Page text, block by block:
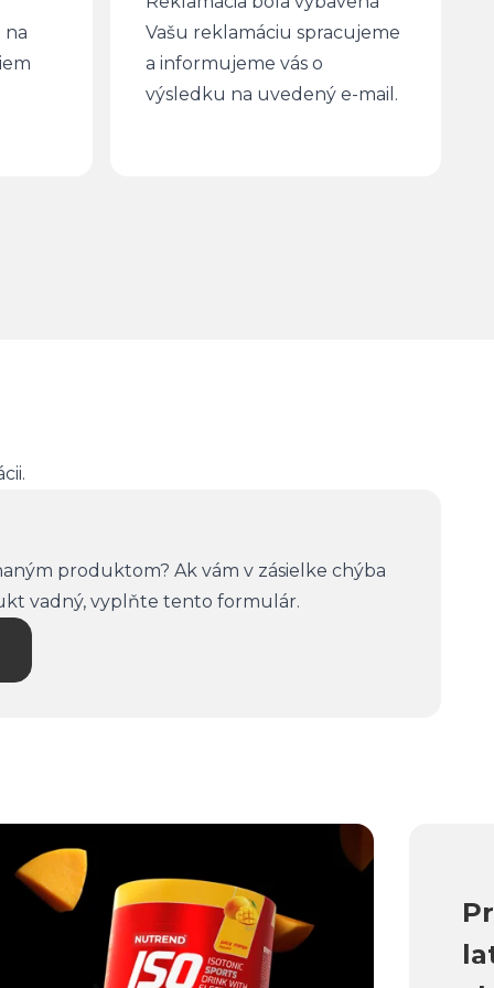
na
Vašu reklamáciu spracujeme
a informujeme vás o
výsledku na uvedený e-mail.
produktom? Ak vám v zásielke chýba
vadný, vyplňte tento formulár.